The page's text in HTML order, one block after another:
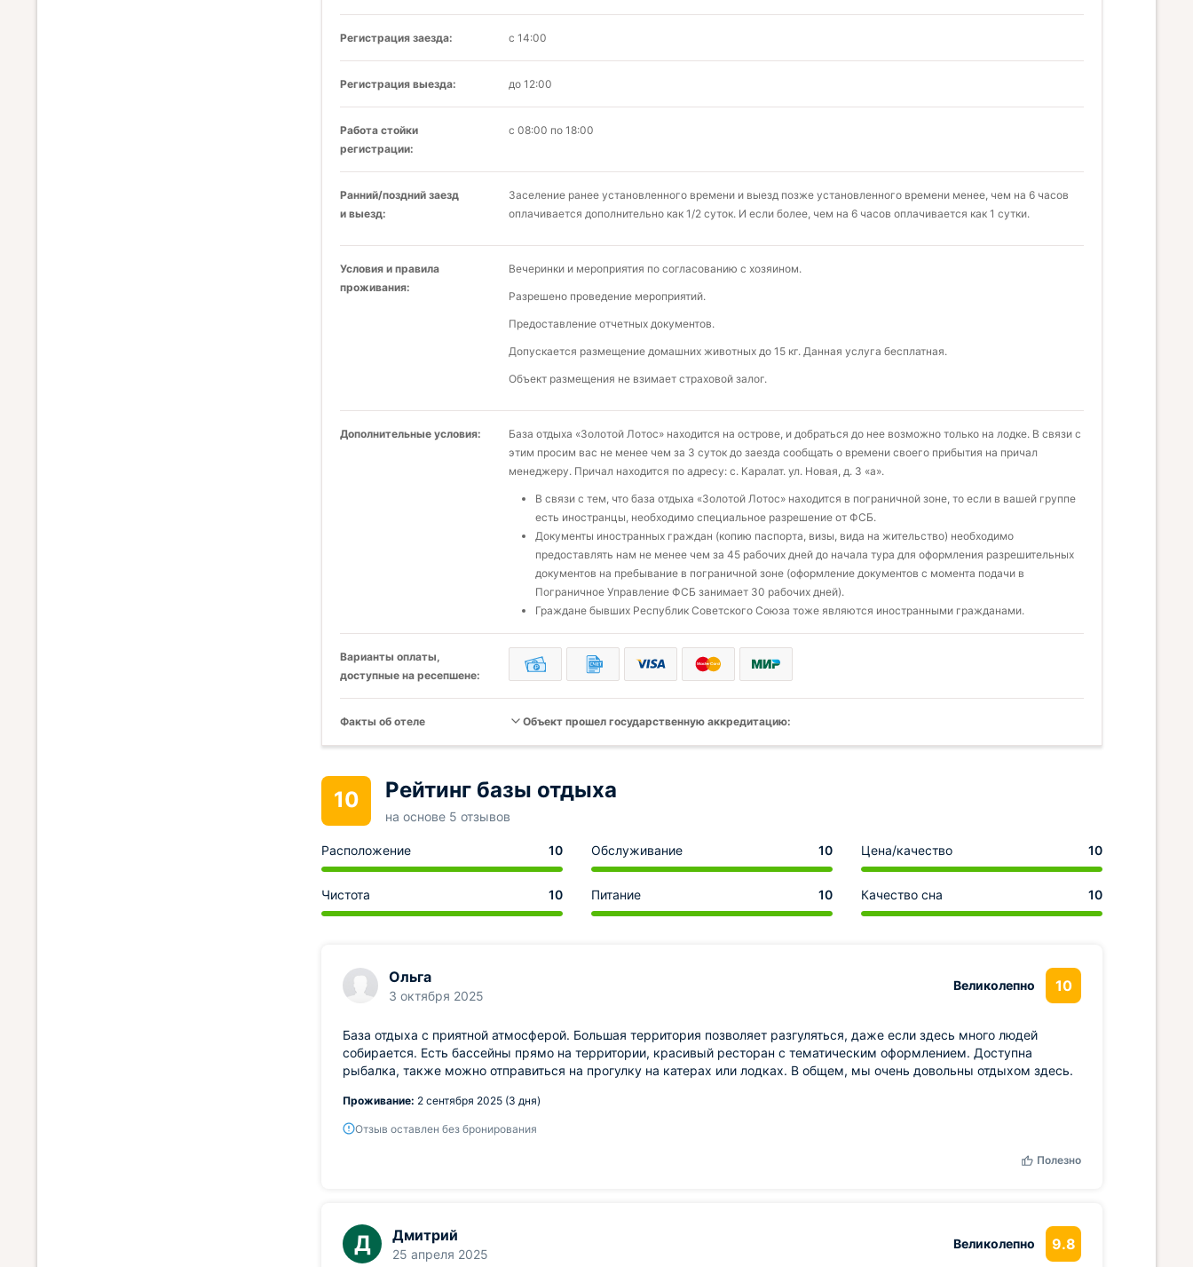
Регистрация заезда: с 14:00
Регистрация выезда: до 12:00
Работа стойки
регистрации:
с 08:00 по 18:00
Ранний/поздний заезд
и выезд:
Заселение ранее установленного времени и выезд позже установленного времени менее, чем на 6 часов
оплачивается дополнительно как 1/2 суток. И если более, чем на 6 часов оплачивается как 1 сутки.
Условия и правила
проживания:
Вечеринки и мероприятия по согласованию с хозяином.
Разрешено проведение мероприятий.
Предоставление отчетных документов.
Допускается размещение домашних животных до 15 кг. Данная услуга бесплатная.
Объект размещения не взимает страховой залог.
Дополнительные условия:
База отдыха «Золотой Лотос» находится на острове, и добраться до нее возможно только на лодке. В связи с
этим просим вас не менее чем за 3 суток до заезда сообщать о времени своего прибытия на причал
менеджеру. Причал находится по адресу: с. Каралат. ул. Новая, д. 3 «а».
В связи с тем, что база отдыха «Золотой Лотос» находится в пограничной зоне, то если в вашей группе
есть иностранцы, необходимо специальное разрешение от ФСБ.
Документы иностранных граждан (копию паспорта, визы, вида на жительство) необходимо
предоставлять нам не менее чем за 45 рабочих дней до начала тура для оформления разрешительных
документов на пребывание в пограничной зоне (оформление документов с момента подачи в
Пограничное Управление ФСБ занимает 30 рабочих дней).
Граждане бывших Республик Советского Союза тоже являются иностранными гражданами.
Варианты оплаты,
доступные на ресепшене:
Факты об отеле Объект прошел государственную аккредитацию:
10 Рейтинг базы отдыха
на основе 5 отзывов
Расположение 10 Обслуживание 10 Цена/качество 10
Чистота 10 Питание 10 Качество сна 10
Ольга
3 октября 2025
Великолепно 10
База отдыха с приятной атмосферой. Большая территория позволяет разгуляться, даже если здесь много людей
собирается. Есть бассейны прямо на территории, красивый ресторан с тематическим оформлением. Доступна
рыбалка, также можно отправиться на прогулку на катерах или лодках. В общем, мы очень довольны отдыхом здесь.
Проживание: 2 сентября 2025 (3 дня)
Отзыв оставлен без бронирования
Полезно
Д Дмитрий
25 апреля 2025
Великолепно 9.8